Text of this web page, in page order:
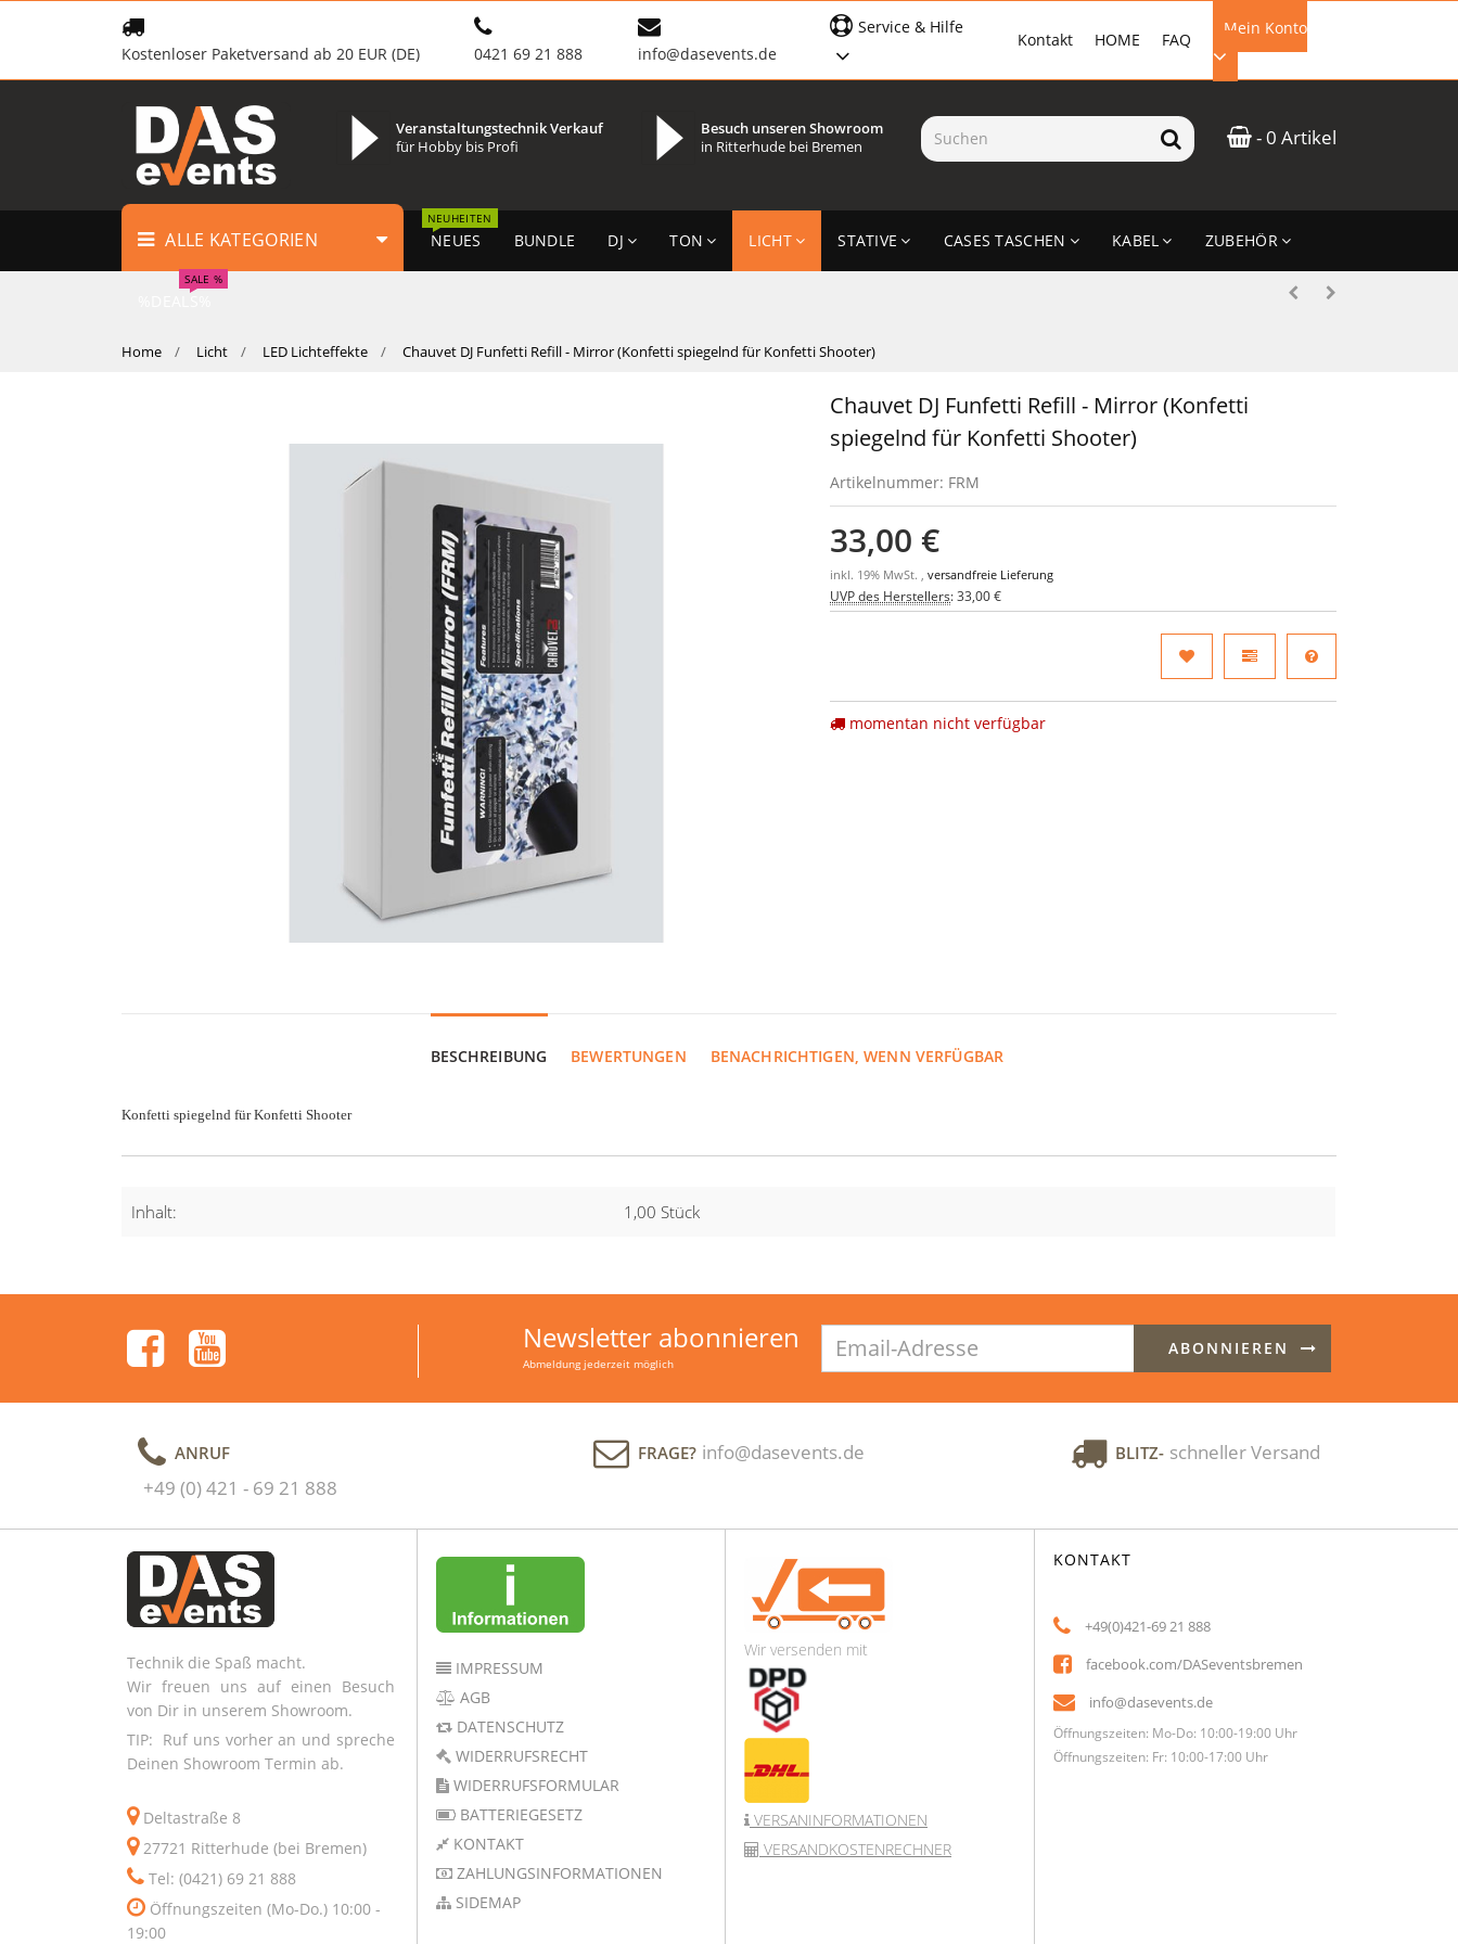
Kostenloser Paketversand ab 20 EUR (DE) 0421 69 21 888 info@dasevents.de
Mein Konto
EMAIL-ADRESSE
ANMELDEN
FAQ
HOME
Kontakt
Service & Hilfe
- 0 Artikel
Veranstaltungstechnik Verkauf
für Hobby bis Profi
Besuch unseren Showroom
in Ritterhude bei Bremen
ALLE KATEGORIEN NEUES
NEUHEITEN
BUNDLE DJ TON LICHT STATIVE CASES TASCHEN KABEL ZUBEHÖR
SALE %
Home Licht LED Lichteffekte Chauvet DJ Funfetti Refill - Mirror (Konfetti spiegelnd für Konfetti Shooter)
Chauvet DJ Funfetti Refill - Mirror (Konfetti
spiegelnd für Konfetti Shooter)
Artikelnummer: FRM
33,00 €
inkl. 19% MwSt. ,versandfreie Lieferung
UVP des Herstellers:33,00 €
momentan nicht verfügbar
BESCHREIBUNG BEWERTUNGEN BENACHRICHTIGEN, WENN VERFÜGBAR
Konfetti spiegelnd für Konfetti Shooter
Inhalt: 1,00 Stück
Newsletter abonnieren
Abmeldung jederzeit möglich
Adresse
ABONNIEREN
ANRUF
+49 (0) 421 - 69 21 888
FRAGE? info@dasevents.de BLITZ- schneller Versand
Technik die Spaß macht.
Wir freuen uns auf einen Besuch
von Dir in unserem Showroom.
TIP: Ruf uns vorher an und spreche
Deinen Showroom Termin ab.
Deltastraße 8
27721 Ritterhude (bei Bremen)
Tel: (0421) 69 21 888
Öffnungszeiten (Mo-Do.) 10:00 -
19:00
IMPRESSUM
AGB
DATENSCHUTZ
WIDERRUFSRECHT
WIDERRUFSFORMULAR
BATTERIEGESETZ
KONTAKT
ZAHLUNGSINFORMATIONEN
SIDEMAP
Wir versenden mit
VERSANINFORMATIONEN
VERSANDKOSTENRECHNER
KONTAKT
+49(0)421-69 21 888
facebook.com/DASeventsbremen
info@dasevents.de
Öffnungszeiten: Mo-Do: 10:00-19:00 Uhr
Öffnungszeiten: Fr: 10:00-17:00 Uhr